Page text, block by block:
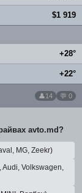
$1 919
+28°
+22°
14 💬 0
avto.md?
MG, Zeekr)
Audi, Volkswagen,